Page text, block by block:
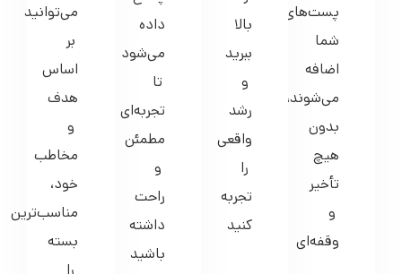
اضافه
می‌شوند،
بدون
هیچ
تأخیر
و
ببرید
واقعی
را
تجربه
کنید
می‌شود
تجربه‌ای
مطمئن
داشته
باشید
هدف
و
خود،
مناسب‌ترین
بسته
انتخاب